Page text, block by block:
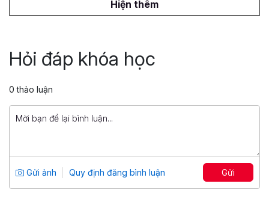
1,500,000 đ
Tổng số 6 giờ
chuyên sâu
4.71
861
Hiện thêm
Hỏi đáp khóa học
0 thảo luận
Gửi ảnh Quy định đăng bình luận Gửi